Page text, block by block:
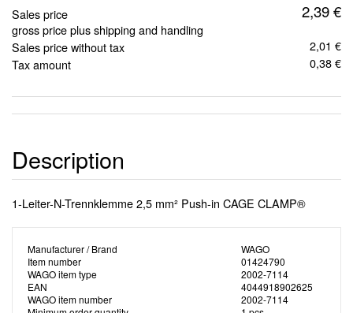
Sales price 2,39 €
gross price plus shipping and handling
Sales price without tax
2,01 €
Tax amount
0,38 €
Description
1-Leiter-N-Trennklemme 2,5 mm² Push-in CAGE CLAMP®
Manufacturer / Brand
WAGO
Item number
01424790
WAGO item type
2002-7114
EAN
4044918902625
WAGO item number
2002-7114